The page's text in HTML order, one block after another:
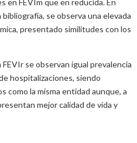
en FEVIm que en reducida. En
se observa una elevada
presentado similitudes con los
se observan igual prevalencia
hospitalizaciones, siendo
como la misma entidad aunque, a
mejor calidad de vida y